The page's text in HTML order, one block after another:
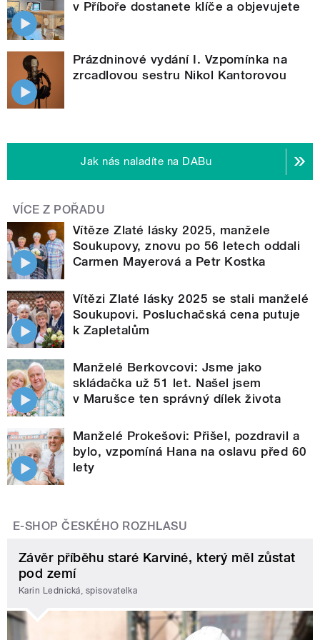
v Příboře dostanete klíče a objevujete
Prázdninové vydání I. Vzpomínka na
zrcadlovou sestru Nikol Kantorovou
Jak nás naladíte na DABu
VÍCE Z POŘADU
Vítěze Zlaté lásky 2025, manžele
Soukupovy, znovu po 56 letech oddali
Carmen Mayerová a Petr Kostka
Vítězi Zlaté lásky 2025 se stali manželé
Soukupovi. Posluchačská cena putuje
k Zapletalům
Manželé Berkovcovi: Jsme jako
skládačka už 51 let. Našel jsem
v Marušce ten správný dílek života
Manželé Prokešovi: Přišel, pozdravil a
bylo, vzpomíná Hana na oslavu před 60
lety
E-SHOP ČESKÉHO ROZHLASU
Závěr příběhu staré Karviné, který měl zůstat
pod zemí
Karin Lednická, spisovatelka